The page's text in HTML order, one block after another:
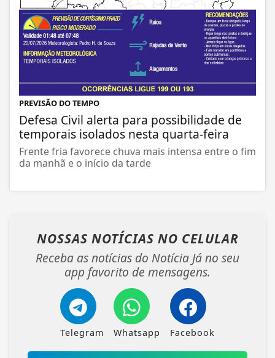
PREVISÃO DO TEMPO
Defesa Civil alerta para possibilidade de
temporais isolados nesta quarta-feira
Frente fria favorece chuva mais intensa entre o fim
da manhã e o início da tarde
NOSSAS NOTÍCIAS NO CELULAR
Receba as notícias do Notícia Já no seu
app favorito de mensagens.
Telegram Whatsapp Facebook